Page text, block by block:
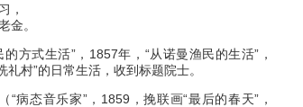
，
金。
方式生活”，1857年，“从诺曼渔民的生活”，
礼村”的日常生活，收到标题院士。
病态音乐家”，1859，挽联画“最后的春天”，